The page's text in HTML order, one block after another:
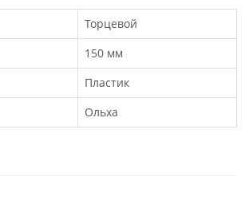
Торцевой
150 мм
Пластик
Ольха